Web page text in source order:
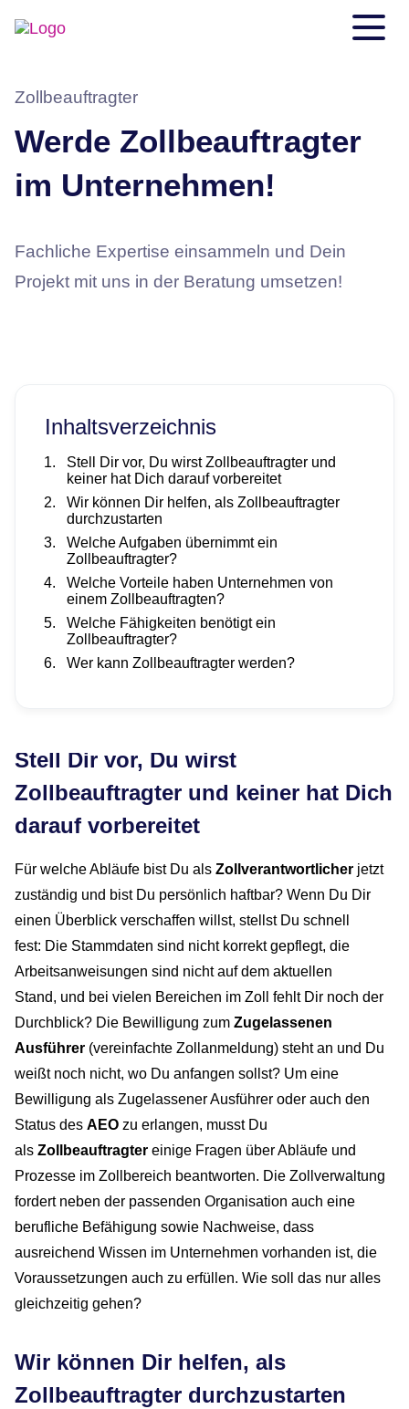
Zollbeauftragter
Werde Zollbeauftragter
im Unternehmen!
Fachliche Expertise einsammeln und Dein
Projekt mit uns in der Beratung umsetzen!
Inhaltsverzeichnis
Stell Dir vor, Du wirst Zollbeauftragter und
keiner hat Dich darauf vorbereitet
Wir können Dir helfen, als Zollbeauftragter
durchzustarten
Welche Aufgaben übernimmt ein
Zollbeauftragter?
Welche Vorteile haben Unternehmen von
einem Zollbeauftragten?
Welche Fähigkeiten benötigt ein
Zollbeauftragter?
Wer kann Zollbeauftragter werden?
Stell Dir vor, Du wirst
Zollbeauftragter und keiner hat Dich
darauf vorbereitet
Für welche Abläufe bist Du als Zollverantwortlicher jetzt
zuständig und bist Du persönlich haftbar? Wenn Du Dir
einen Überblick verschaffen willst, stellst Du schnell
fest: Die Stammdaten sind nicht korrekt gepflegt, die
Arbeitsanweisungen sind nicht auf dem aktuellen
Stand, und bei vielen Bereichen im Zoll fehlt Dir noch der
Durchblick? Die Bewilligung zum Zugelassenen
Ausführer (vereinfachte Zollanmeldung) steht an und Du
weißt noch nicht, wo Du anfangen sollst? Um eine
Bewilligung als Zugelassener Ausführer oder auch den
Status des AEO zu erlangen, musst Du
als Zollbeauftragter einige Fragen über Abläufe und
Prozesse im Zollbereich beantworten. Die Zollverwaltung
fordert neben der passenden Organisation auch eine
berufliche Befähigung sowie Nachweise, dass
ausreichend Wissen im Unternehmen vorhanden ist, die
Voraussetzungen auch zu erfüllen. Wie soll das nur alles
gleichzeitig gehen?
Wir können Dir helfen, als
Zollbeauftragter durchzustarten